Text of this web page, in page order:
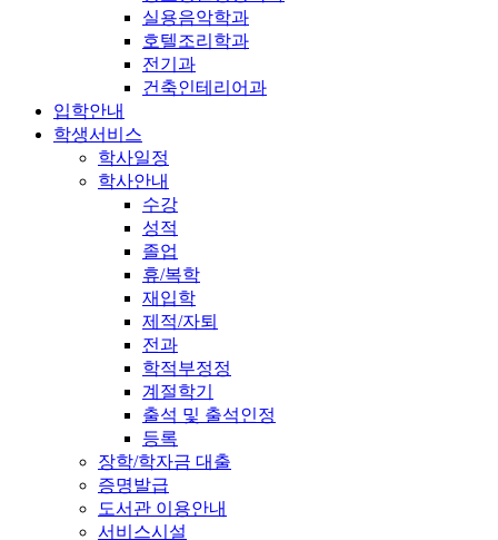
실용음악학과
호텔조리학과
전기과
건축인테리어과
입학안내
학생서비스
학사일정
학사안내
수강
성적
졸업
휴/복학
재입학
제적/자퇴
전과
학적부정정
계절학기
출석 및 출석인정
등록
장학/학자금 대출
증명발급
도서관 이용안내
서비스시설